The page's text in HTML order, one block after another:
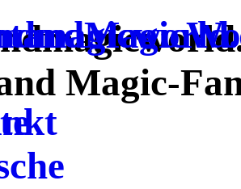
Magic-